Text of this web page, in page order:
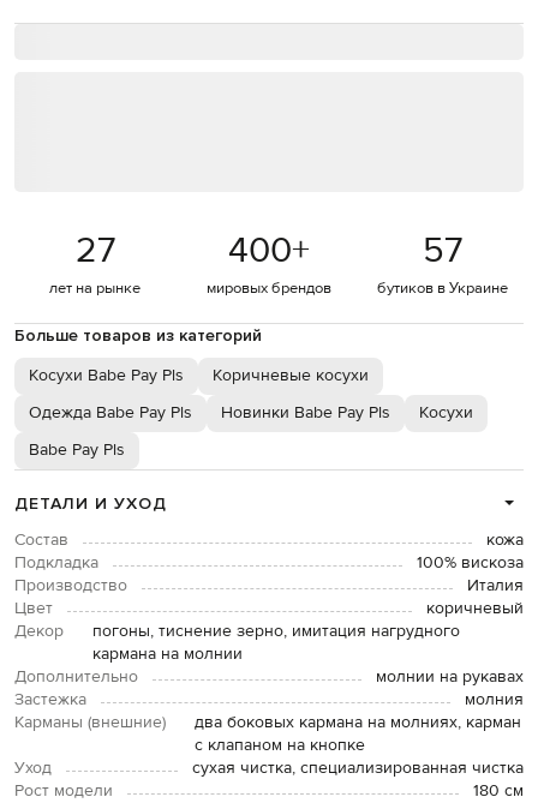
27
лет на рынке
400+
мировых брендов
57
бутиков в Украине
Больше товаров из категорий
Косухи Babe Pay Pls
Коричневые косухи
Одежда Babe Pay Pls
Новинки Babe Pay Pls
Косухи
Babe Pay Pls
ДЕТАЛИ И УХОД
Состав
кожа
Подкладка
100% вискоза
Производство
Италия
Цвет
коричневый
Декор
погоны, тиснение зерно, имитация нагрудного
кармана на молнии
Дополнительно
молнии на рукавах
Застежка
молния
Карманы (внешние)
два боковых кармана на молниях, карман
с клапаном на кнопке
Уход
сухая чистка, специализированная чистка
Рост модели
180 см